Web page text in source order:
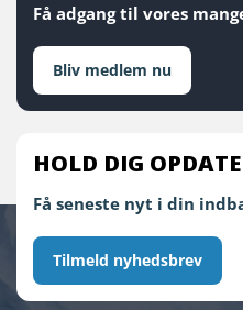
Få adgang til vores
Bliv medlem nu
HOLD DIG
Få seneste nyt i din
Tilmeld nyhedsbrev